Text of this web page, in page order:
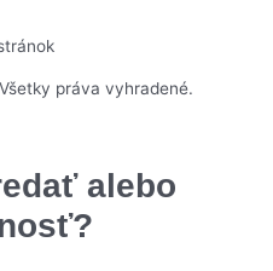
práva vyhradené.
alebo